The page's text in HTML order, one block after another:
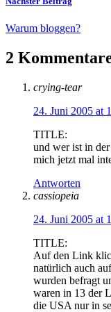
Warum bloggen?
2
crying-tear
24. Juni 2005 at
TITLE:
und wer ist in
mich jetzt mal
Antworten
cassiopeia
24. Juni 2005 at
TITLE:
Auf den Link
natürlich auch
wurden befragt
waren in 13 der
die USA nur in